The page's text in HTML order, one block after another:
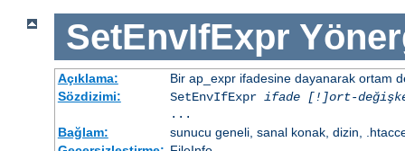
SetEnvIfExpr
Açıklama:
Bir ap_expr ifadesine dayanarak ortam
Sözdizimi:
SetEnvIfExpr ifade [!]ort-
...
Bağlam:
sunucu geneli, sanal konak, dizin,